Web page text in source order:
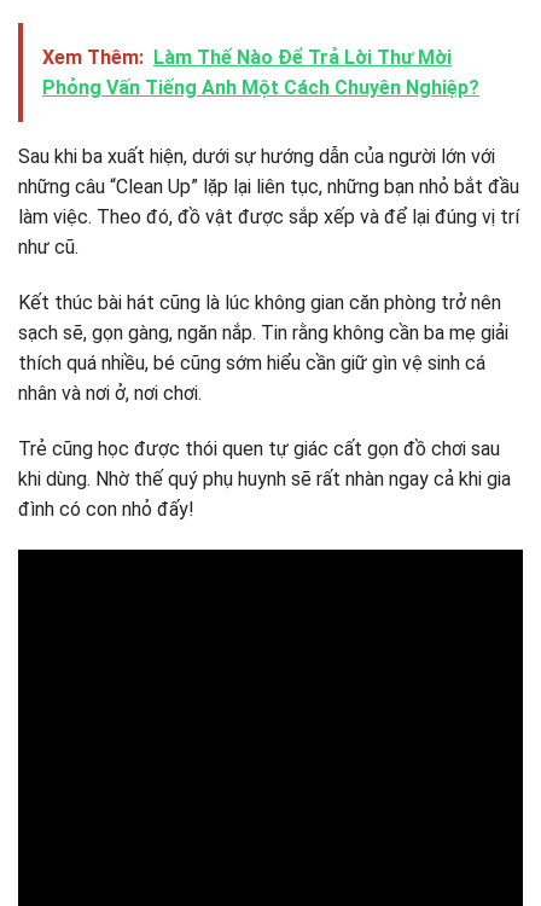
Xem Thêm: Làm Thế Nào Để Trả Lời Thư Mời
Phỏng Vấn Tiếng Anh Một Cách Chuyên Nghiệp?
Sau khi ba xuất hiện, dưới sự hướng dẫn của người lớn với
những câu “Clean Up” lặp lại liên tục, những bạn nhỏ bắt đầu
làm việc. Theo đó, đồ vật được sắp xếp và để lại đúng vị trí
như cũ.
Kết thúc bài hát cũng là lúc không gian căn phòng trở nên
sạch sẽ, gọn gàng, ngăn nắp. Tin rằng không cần ba mẹ giải
thích quá nhiều, bé cũng sớm hiểu cần giữ gìn vệ sinh cá
nhân và nơi ở, nơi chơi.
Trẻ cũng học được thói quen tự giác cất gọn đồ chơi sau
khi dùng. Nhờ thế quý phụ huynh sẽ rất nhàn ngay cả khi gia
đình có con nhỏ đấy!